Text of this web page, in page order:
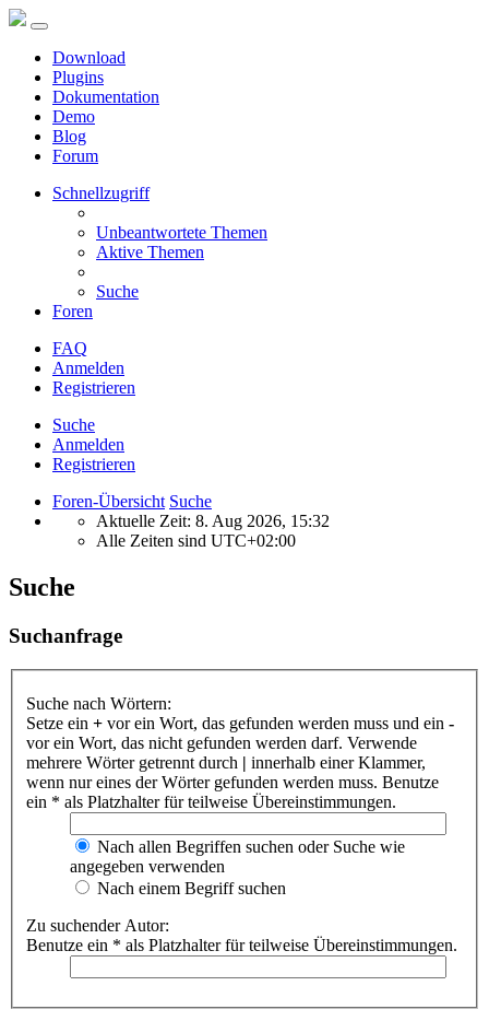
Download
Plugins
Dokumentation
Demo
Blog
Forum
Schnellzugriff
Unbeantwortete Themen
Aktive Themen
Suche
Foren
FAQ
Anmelden
Registrieren
Suche
Anmelden
Registrieren
Foren-Übersicht Suche
Aktuelle Zeit: 8. Aug 2026, 15:32
Alle Zeiten sind UTC+02:00
Suche
Suchanfrage
Suche nach Wörtern:
Setze ein + vor ein Wort, das gefunden werden muss und ein -
vor ein Wort, das nicht gefunden werden darf. Verwende
mehrere Wörter getrennt durch | innerhalb einer Klammer,
wenn nur eines der Wörter gefunden werden muss. Benutze
ein * als Platzhalter für teilweise Übereinstimmungen.
Nach allen Begriffen suchen oder Suche wie
angegeben verwenden
Nach einem Begriff suchen
Zu suchender Autor:
Benutze ein * als Platzhalter für teilweise Übereinstimmungen.